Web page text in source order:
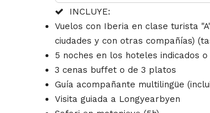
INCLUYE:
Vuelos con Iberia en clase turista
ciudades y con otras compañías)
5 noches en los hoteles indicados
3 cenas buffet o de 3 platos
Guía acompañante multilingüe
Visita guiada a Longyearbyen